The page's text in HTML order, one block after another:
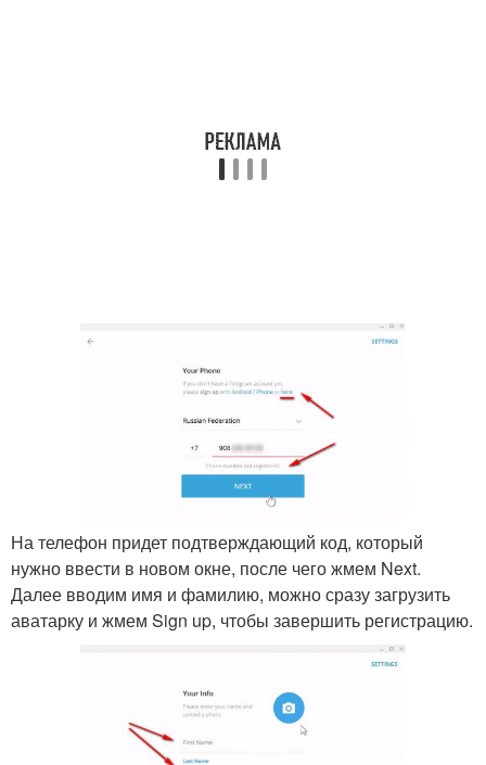
На телефон придет подтверждающий код, который
нужно ввести в новом окне, после чего жмем Next.
Далее вводим имя и фамилию, можно сразу загрузить
аватарку и жмем Sign up, чтобы завершить регистрацию.